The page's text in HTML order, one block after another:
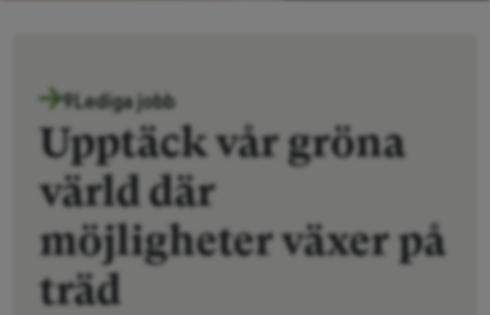
9Lediga jobb
Upptäck vår gröna
värld där
möjligheter växer på
träd